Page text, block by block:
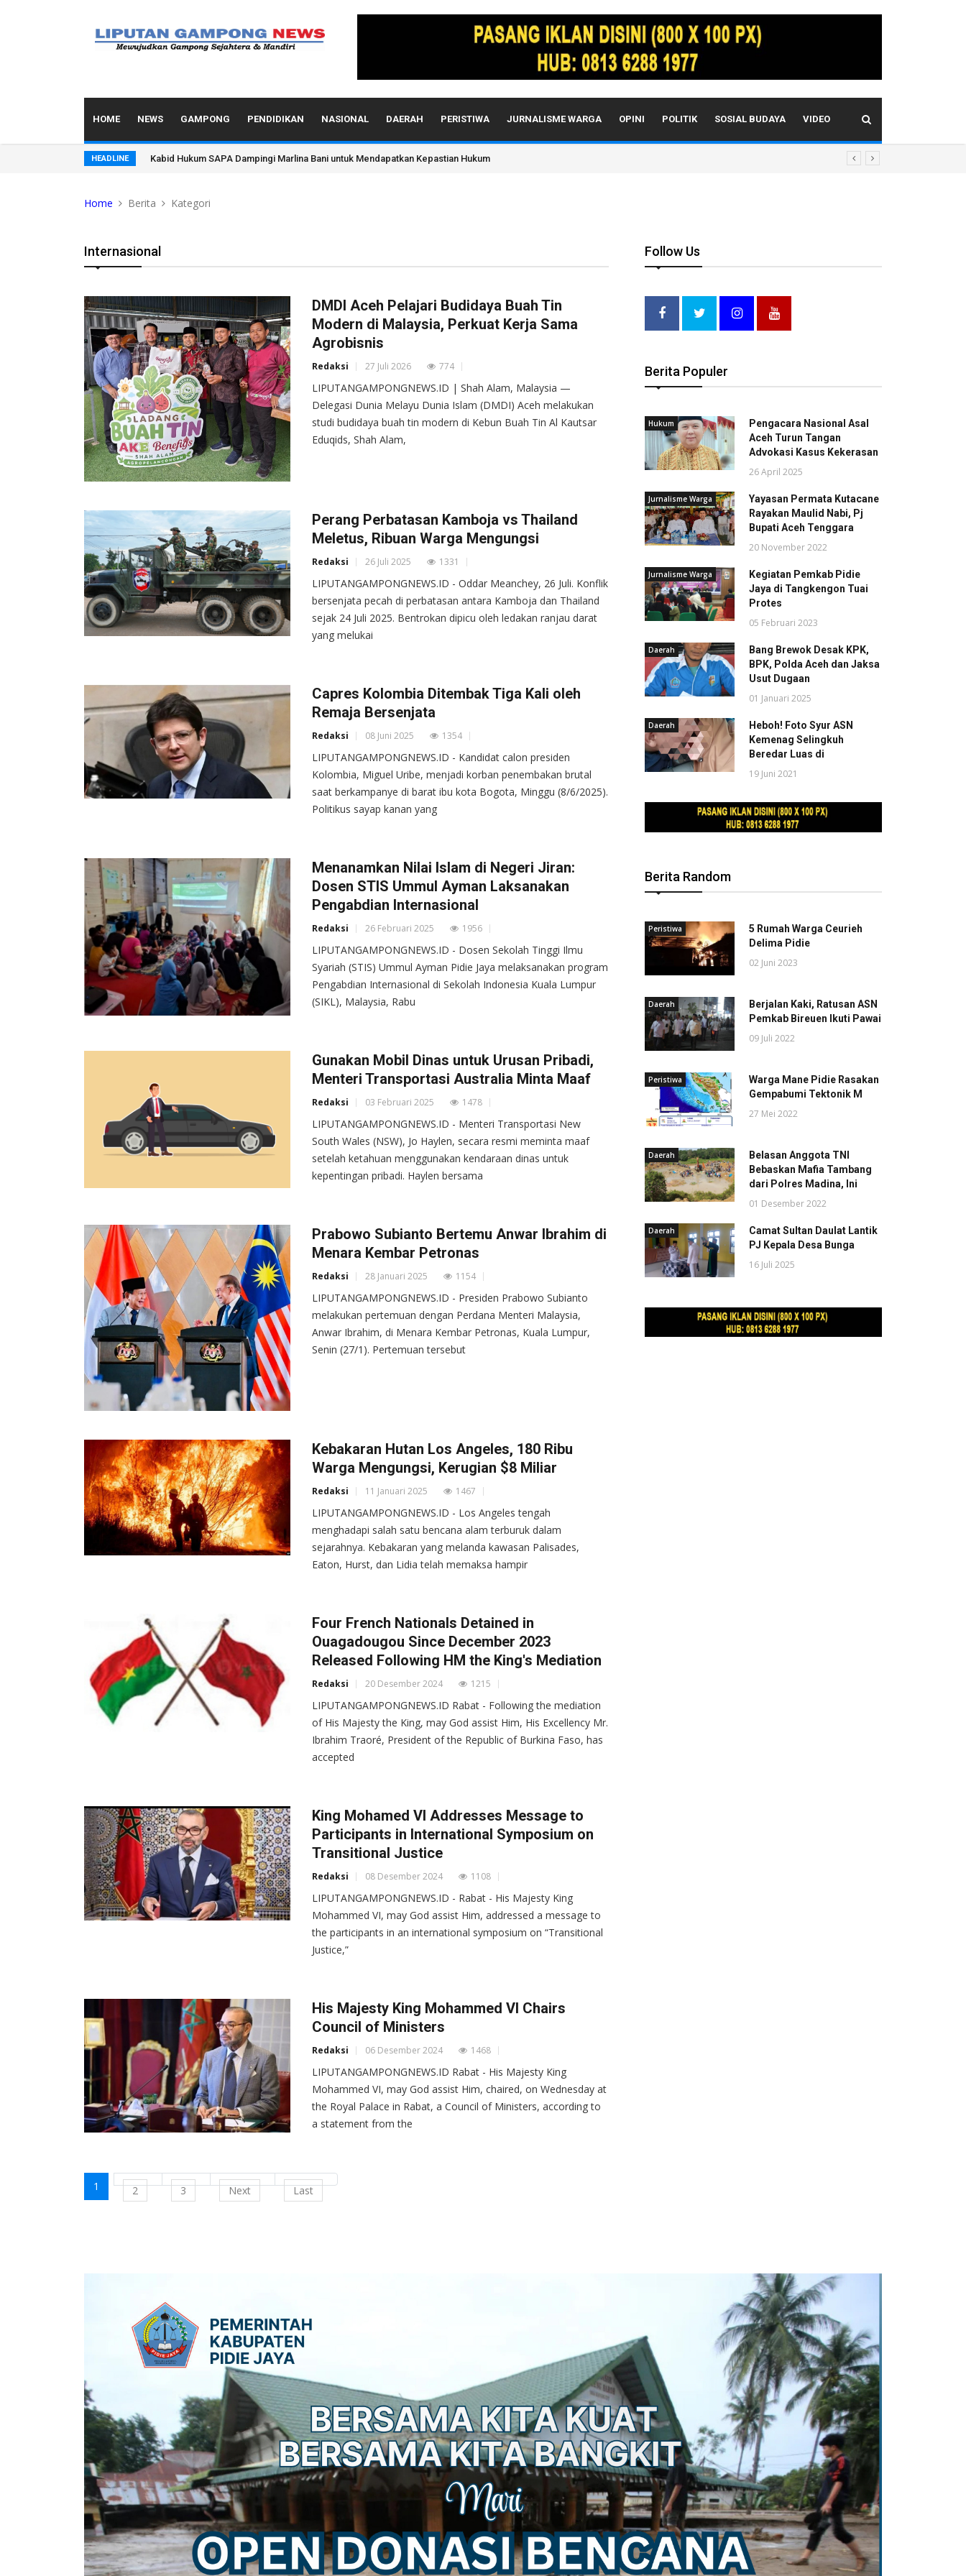
HOME NEWS GAMPONG PENDIDIKAN NASIONAL DAERAH PERISTIWA JURNALISME WARGA OPINI POLITIK SOSIAL BUDAYA VIDEO
HEADLINE Kyai Amrullah Furqan Buka PD-PKPNU II PCNU Pidie Jaya, Ratusan Kader NU Ikut Kaderisasi
Home Berita Kategori
Internasional
DMDI Aceh Pelajari Budidaya Buah Tin
Modern di Malaysia, Perkuat Kerja Sama
Agrobisnis
Redaksi 27 Juli 2026 774
LIPUTANGAMPONGNEWS.ID | Shah Alam, Malaysia —
Delegasi Dunia Melayu Dunia Islam (DMDI) Aceh melakukan
studi budidaya buah tin modern di Kebun Buah Tin Al Kautsar
Eduqids, Shah Alam,
Perang Perbatasan Kamboja vs Thailand
Meletus, Ribuan Warga Mengungsi
Redaksi 26 Juli 2025 1331
LIPUTANGAMPONGNEWS.ID - Oddar Meanchey, 26 Juli. Konflik
bersenjata pecah di perbatasan antara Kamboja dan Thailand
sejak 24 Juli 2025. Bentrokan dipicu oleh ledakan ranjau darat
yang melukai
Capres Kolombia Ditembak Tiga Kali oleh
Remaja Bersenjata
Redaksi 08 Juni 2025 1354
LIPUTANGAMPONGNEWS.ID - Kandidat calon presiden
Kolombia, Miguel Uribe, menjadi korban penembakan brutal
saat berkampanye di barat ibu kota Bogota, Minggu (8/6/2025).
Politikus sayap kanan yang
Menanamkan Nilai Islam di Negeri Jiran:
Dosen STIS Ummul Ayman Laksanakan
Pengabdian Internasional
Redaksi 26 Februari 2025 1956
LIPUTANGAMPONGNEWS.ID - Dosen Sekolah Tinggi Ilmu
Syariah (STIS) Ummul Ayman Pidie Jaya melaksanakan program
Pengabdian Internasional di Sekolah Indonesia Kuala Lumpur
(SIKL), Malaysia, Rabu
Gunakan Mobil Dinas untuk Urusan Pribadi,
Menteri Transportasi Australia Minta Maaf
Redaksi 03 Februari 2025 1478
LIPUTANGAMPONGNEWS.ID - Menteri Transportasi New
South Wales (NSW), Jo Haylen, secara resmi meminta maaf
setelah ketahuan menggunakan kendaraan dinas untuk
kepentingan pribadi. Haylen bersama
Prabowo Subianto Bertemu Anwar Ibrahim di
Menara Kembar Petronas
Redaksi 28 Januari 2025 1154
LIPUTANGAMPONGNEWS.ID - Presiden Prabowo Subianto
melakukan pertemuan dengan Perdana Menteri Malaysia,
Anwar Ibrahim, di Menara Kembar Petronas, Kuala Lumpur,
Senin (27/1). Pertemuan tersebut
Kebakaran Hutan Los Angeles, 180 Ribu
Warga Mengungsi, Kerugian $8 Miliar
Redaksi 11 Januari 2025 1467
LIPUTANGAMPONGNEWS.ID - Los Angeles tengah
menghadapi salah satu bencana alam terburuk dalam
sejarahnya. Kebakaran yang melanda kawasan Palisades,
Eaton, Hurst, dan Lidia telah memaksa hampir
Four French Nationals Detained in
Ouagadougou Since December 2023
Released Following HM the King's Mediation
Redaksi 20 Desember 2024 1215
LIPUTANGAMPONGNEWS.ID Rabat - Following the mediation
of His Majesty the King, may God assist Him, His Excellency Mr.
Ibrahim Traoré, President of the Republic of Burkina Faso, has
accepted
King Mohamed VI Addresses Message to
Participants in International Symposium on
Transitional Justice
Redaksi 08 Desember 2024 1108
LIPUTANGAMPONGNEWS.ID - Rabat - His Majesty King
Mohammed VI, may God assist Him, addressed a message to
the participants in an international symposium on “Transitional
Justice,”
His Majesty King Mohammed VI Chairs
Council of Ministers
Redaksi 06 Desember 2024 1468
LIPUTANGAMPONGNEWS.ID Rabat - His Majesty King
Mohammed VI, may God assist Him, chaired, on Wednesday at
the Royal Palace in Rabat, a Council of Ministers, according to
a statement from the
1 2 3 Next Last
Follow Us
Berita Populer
Hukum
Pengacara Nasional Asal
Aceh Turun Tangan
Advokasi Kasus Kekerasan
26 April 2025
Jurnalisme Warga
Yayasan Permata Kutacane
Rayakan Maulid Nabi, Pj
Bupati Aceh Tenggara
20 November 2022
Jurnalisme Warga
Kegiatan Pemkab Pidie
Jaya di Tangkengon Tuai
Protes
05 Februari 2023
Daerah
Bang Brewok Desak KPK,
BPK, Polda Aceh dan Jaksa
Usut Dugaan
01 Januari 2025
Daerah
Heboh! Foto Syur ASN
Kemenag Selingkuh
Beredar Luas di
19 Juni 2021
Berita Random
Peristiwa
5 Rumah Warga Ceurieh
Delima Pidie
02 Juni 2023
Daerah
Berjalan Kaki, Ratusan ASN
Pemkab Bireuen Ikuti Pawai
09 Juli 2022
Peristiwa
Warga Mane Pidie Rasakan
Gempabumi Tektonik M
27 Mei 2022
Daerah
Belasan Anggota TNI
Bebaskan Mafia Tambang
dari Polres Madina, Ini
01 Desember 2022
Daerah
Camat Sultan Daulat Lantik
PJ Kepala Desa Bunga
16 Juli 2025